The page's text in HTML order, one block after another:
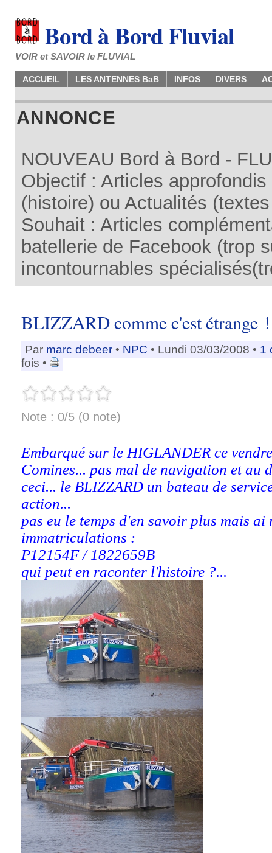
Bord à Bord Fluvial
VOIR et SAVOIR le FLUVIAL
ACCUEIL LES ANTENNES BaB INFOS DIVERS
ANNONCE
NOUVEAU Bord à Bord -
Objectif : Articles
(histoire) ou Actualités
Souhait : Articles
batellerie de Facebook (trop
incontournables
BLIZZARD comme c'est étrange !
Par marc debeer • NPC • Lundi 03/03/2008 • 1
fois •
Note : 0/5 (0 note)
Embarqué sur le HIGLANDER ce
Comines... pas mal de navigation et au
ceci... le BLIZZARD un bateau de
action...
pas eu le temps d'en savoir plus mais ai
immatriculations :
P12154F / 1822659B
qui peut en raconter l'histoire ?...